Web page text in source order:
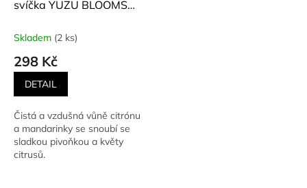
svíčka YUZU BLOOMS
Skladem (2 ks)
298 Kč
DETAIL
Čistá a vzdušná vůně citrónu
a mandarinky se snoubí se
sladkou pivoňkou a květy
citrusů.